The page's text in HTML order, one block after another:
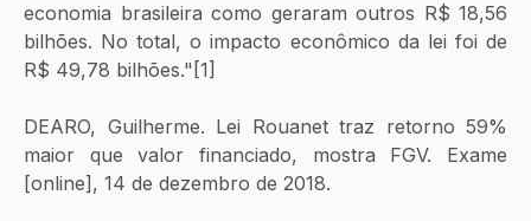
economia brasileira como geraram outros R$ 18,56
bilhões. No total, o impacto econômico da lei foi de
R$ 49,78 bilhões."[1]
DEARO, Guilherme. Lei Rouanet traz retorno 59%
maior que valor financiado, mostra FGV. Exame
[online], 14 de dezembro de 2018.